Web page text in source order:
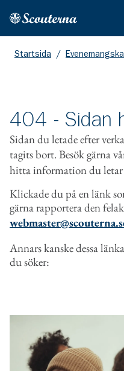
Hem
Startsida /
404 - Sidan
Sidan du letade efter
tagits bort. Besök gärna
hitta information du letar
Klickade du på en länk
gärna rapportera den
Annars kanske dessa
du söker: